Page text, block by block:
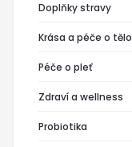
Doplňky stravy
Krása a péče o tělo
Péče o pleť
Zdraví a wellness
Probiotika